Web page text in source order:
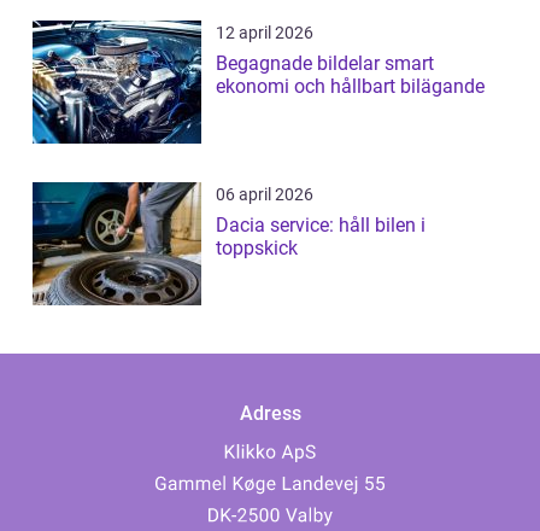
12 april 2026
Begagnade bildelar smart
ekonomi och hållbart bilägande
06 april 2026
Dacia service: håll bilen i
toppskick
Adress